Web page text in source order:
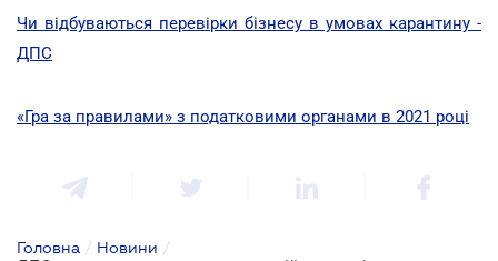
Чи відбуваються перевірки бізнесу в умовах карантину -
ДПС
«Гра за правилами» з податковими органами в 2021 році
Головна / Новини /